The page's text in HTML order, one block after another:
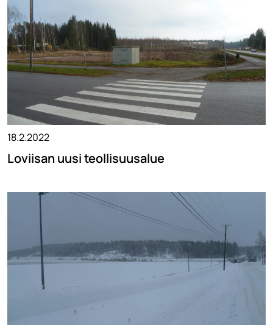
18.2.2022
Loviisan uusi teollisuusalue